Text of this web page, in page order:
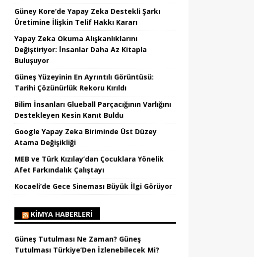
Güney Kore’de Yapay Zeka Destekli Şarkı
Üretimine İlişkin Telif Hakkı Kararı
Yapay Zeka Okuma Alışkanlıklarını
Değiştiriyor: İnsanlar Daha Az Kitapla
Buluşuyor
Güneş Yüzeyinin En Ayrıntılı Görüntüsü:
Tarihi Çözünürlük Rekoru Kırıldı
Bilim İnsanları Glueball Parçacığının Varlığını
Destekleyen Kesin Kanıt Buldu
Google Yapay Zeka Biriminde Üst Düzey
Atama Değişikliği
MEB ve Türk Kızılay’dan Çocuklara Yönelik
Afet Farkındalık Çalıştayı
Kocaeli’de Gece Sineması Büyük İlgi Görüyor
KIMYA HABERLERI
Güneş Tutulması Ne Zaman? Güneş
Tutulması Türkiye’Den İzlenebilecek Mi?